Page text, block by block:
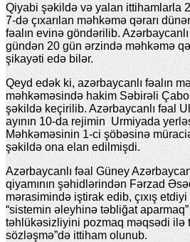
Qiyabi şəkildə və yalan ittihamlarla
7-də çıxarılan məhkəmə qərarı
fəalın evinə göndərilib. Azərbaycanlı
gündən 20 gün ərzində məhkəmə
şikayəti edə bilər.
Qeyd edək ki, azərbaycanlı fəalın
məhkəməsində hakim Səbirəli
şəkildə keçirilib. Azərbaycanlı fəal
ayının 10-da rejimin Urmiyada
Məhkəməsinin 1-ci şöbəsinə
şəkildə ona elan edilmişdi.
Azərbaycanlı fəal Güney
qiyamının şəhidlərindən Fərzad
mərasimində iştirak edib, çıxış
“sistemin əleyhinə təbliğat
təhlükəsizliyini pozmaq məqsədi ilə
sözləşmə”də ittiham olunub.